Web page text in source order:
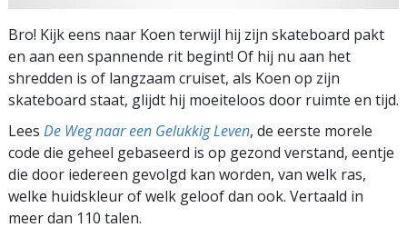
Bro! Kijk eens naar Koen terwijl hij zijn skateboard pakt
en aan een spannende rit begint! Of hij nu aan het
shredden is of langzaam cruiset, als Koen op zijn
skateboard staat, glijdt hij moeiteloos door ruimte en tijd.
Lees De Weg naar een Gelukkig Leven, de eerste morele
code die geheel gebaseerd is op gezond verstand, eentje
die door iedereen gevolgd kan worden, van welk ras,
welke huidskleur of welk geloof dan ook. Vertaald in
meer dan 110 talen.